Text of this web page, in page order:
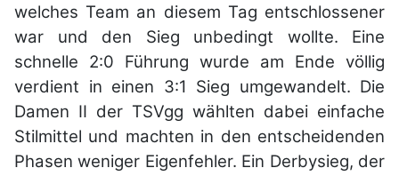
welches Team an diesem Tag entschlossener
war und den Sieg unbedingt wollte. Eine
schnelle 2:0 Führung wurde am Ende völlig
verdient in einen 3:1 Sieg umgewandelt. Die
Damen II der TSVgg wählten dabei einfache
Stilmittel und machten in den entscheidenden
Phasen weniger Eigenfehler. Ein Derbysieg, der